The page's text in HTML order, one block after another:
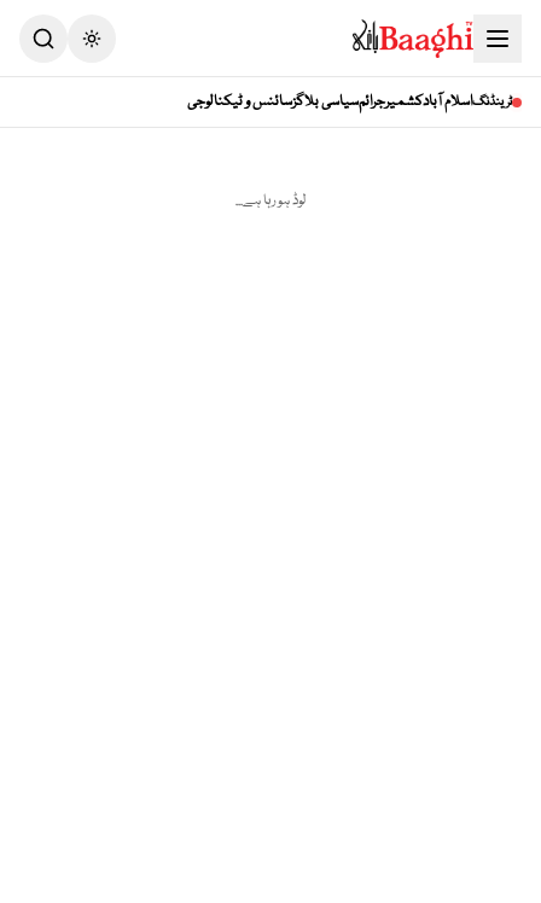
Toggle theme
ٹرینڈنگاسلام آبادکشمیرجرائمسیاسی بلاگزسائنس و ٹیکنالوجی
لوڈ ہو رہا ہے...